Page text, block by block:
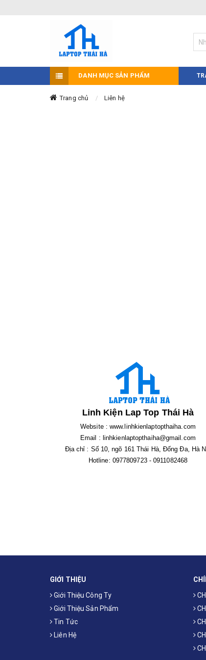
DANH MỤC SẢN PHẨM
Trang chủ Liên hệ
Linh Kiện Lap Top Thái Hà
Website : www.linhkienlaptopthaiha.com
Email : linhkienlaptopthaiha@gmail.com
Địa chỉ : Số 10, ngõ 161 Thái Hà, Đống Đa, Hà
Hotline: 0977809723 - 0911082468
GIỚI THIỆU
Giới Thiệu Công Ty
Giới Thiệu Sản Phẩm
Tin Tức
Liên Hệ